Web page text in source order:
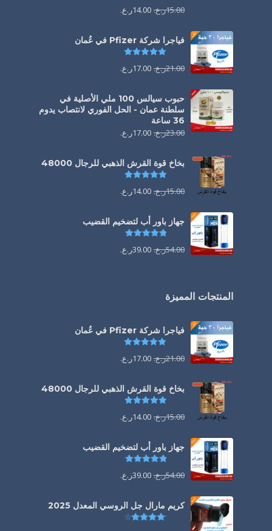
15.00ر.ع. 14.00ر.ع.
فياجرا شركة Pfizer في عُمان
21.00ر.ع. 17.00ر.ع.
حبوب سيالس 100 ملي الأصلية في
سلطنة عمان - الحل الفوري لانتصاب يدوم
36 ساعة
23.00ر.ع. 17.00ر.ع.
بخاخ قوة القرش الذهبي للرجال 48000
تم التقييم
15.00ر.ع. 14.00ر.ع.
جهاز باور أب لتضخيم القضيب
تم التقييم
54.00ر.ع. 39.00ر.ع.
المنتجات المميزة
فياجرا شركة Pfizer في عُمان
21.00ر.ع. 17.00ر.ع.
بخاخ قوة القرش الذهبي للرجال 48000
تم التقييم
15.00ر.ع. 14.00ر.ع.
جهاز باور أب لتضخيم القضيب
تم التقييم
54.00ر.ع. 39.00ر.ع.
كريم مارال جل الروسي المعدل 2025
تم التقييم